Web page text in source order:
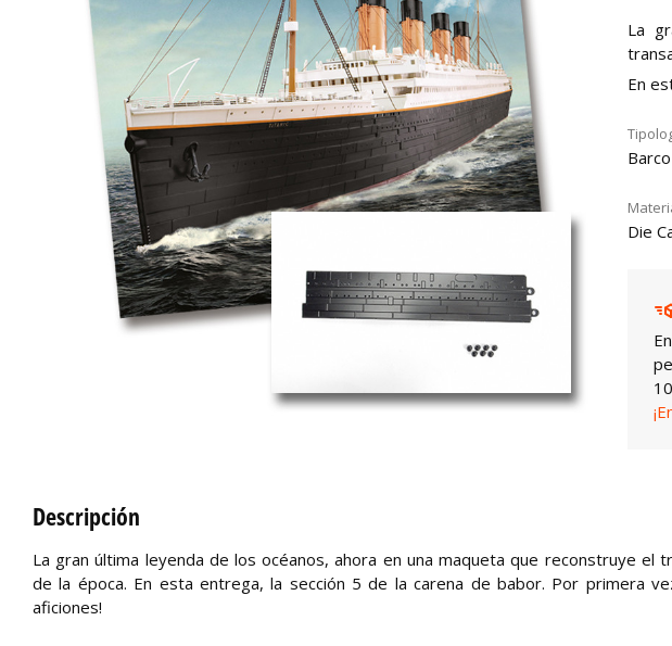
La
En
Barco
Die
Descripción
La gran última leyenda de los océanos, ahora en una maqueta que reconstruye el
de la época. En esta entrega, la sección 5 de la carena de babor. Por primera
aficiones!